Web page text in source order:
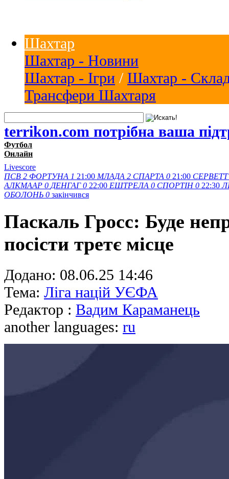
Шахтар
Шахтар - Новини
Шахтар - Ігри / Шахтар -
Трансфери Шахтаря
terrikon.com потрібна ваша
Футбол
Онлайн
Livescore
ПСВ 2 ФОРТУНА 1 21:00 МЛАДА 2 СПАРТА 0 21:00 СЕРВЕТТ
АЛКМААР 0 ДЕНГАГ 0 22:00 ЕШТРЕЛА 0 СПОРТІН 0 22:30
ОБОЛОНЬ 0 закінчився
Паскаль Гросс: Буде
посісти третє місце
Додано: 08.06.25 14:46
Тема: Ліга націй УЄФА
Редактор : Вадим Караманець
another languages: ru